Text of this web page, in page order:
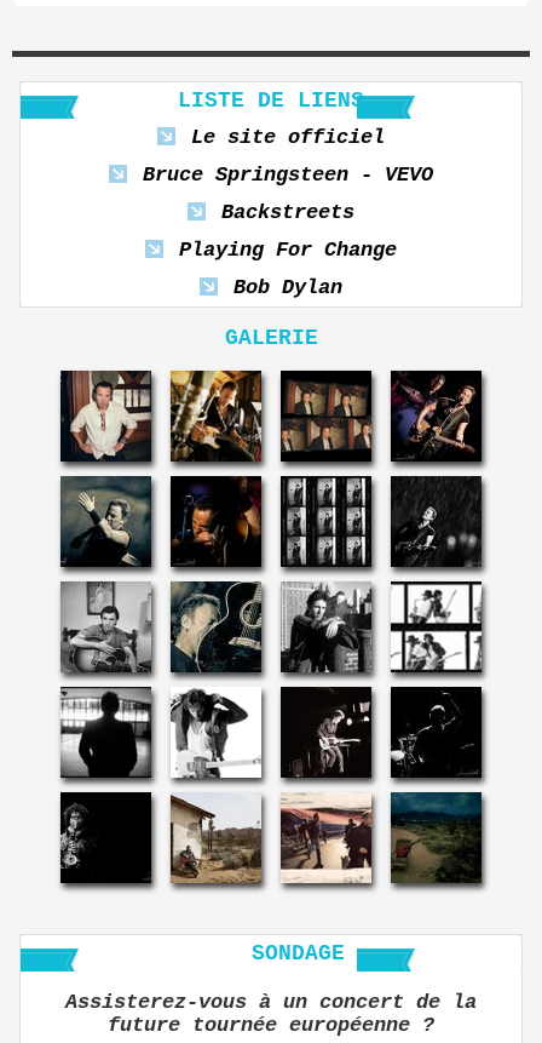
LISTE DE LIENS
Le site officiel
Bruce Springsteen - VEVO
Backstreets
Playing For Change
Bob Dylan
GALERIE
SONDAGE
Assisterez-vous à un concert de la
future tournée européenne ?